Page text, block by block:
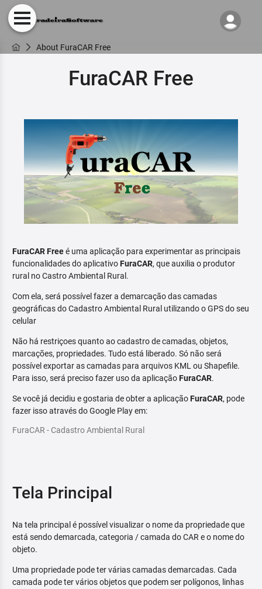
About FuraCAR Free
FuraCAR Free
FuraCAR Freeé uma aplicação para experimentar as principais
funcionalidades do aplicativoFuraCAR, que auxilia o produtor
rural no Castro Ambiental Rural.
Com ela, será possível fazer a demarcação das camadas
geográficas do Cadastro Ambiental Rural utilizando o GPS do seu
celular
Não há restriçoes quanto ao cadastro de camadas, objetos,
marcações, propriedades. Tudo está liberado. Só não será
possível exportar as camadas para arquivos KML ou Shapefile.
Para isso, será preciso fazer uso da aplicaçãoFuraCAR.
Se você já decidiu e gostaria de obter a aplicaçãoFuraCAR, pode
fazer isso através do Google Play em:
FuraCAR - Cadastro Ambiental Rural
Tela Principal
Na tela principal é possível visualizar o nome da propriedade que
está sendo demarcada, categoria / camada do CAR e o nome do
objeto.
Uma propriedade pode ter várias camadas demarcadas. Cada
camada pode ter vários objetos que podem ser polígonos, linhas